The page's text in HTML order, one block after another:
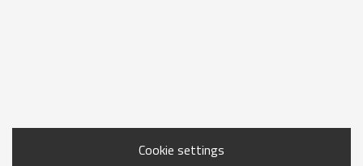
Cookie settings